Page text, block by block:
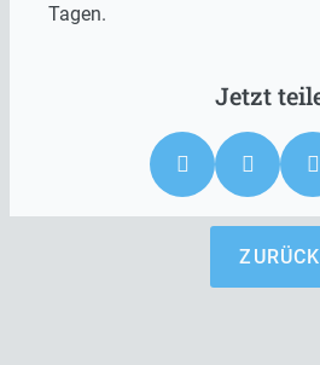
Tagen.
ZURÜCK